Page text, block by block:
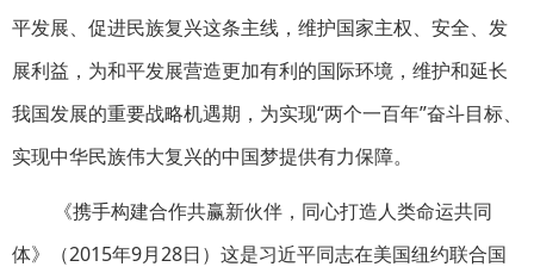
平发展、促进民族复兴这条主线，维护国家主权、安全、发
展利益，为和平发展营造更加有利的国际环境，维护和延长
我国发展的重要战略机遇期，为实现“两个一百年”奋斗目标、
实现中华民族伟大复兴的中国梦提供有力保障。
《携手构建合作共赢新伙伴，同心打造人类命运共同
体》（2015年9月28日）这是习近平同志在美国纽约联合国